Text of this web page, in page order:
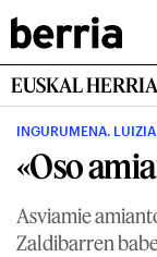
EUSKAL HERRIA
INGURUMENA.
«Oso
Asviamie
Zaldibarren